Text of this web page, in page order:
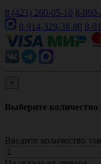
8 (423) 260-05-10 8-
8-914-329-38-80 8-
×
Выберите количество
Введите количество